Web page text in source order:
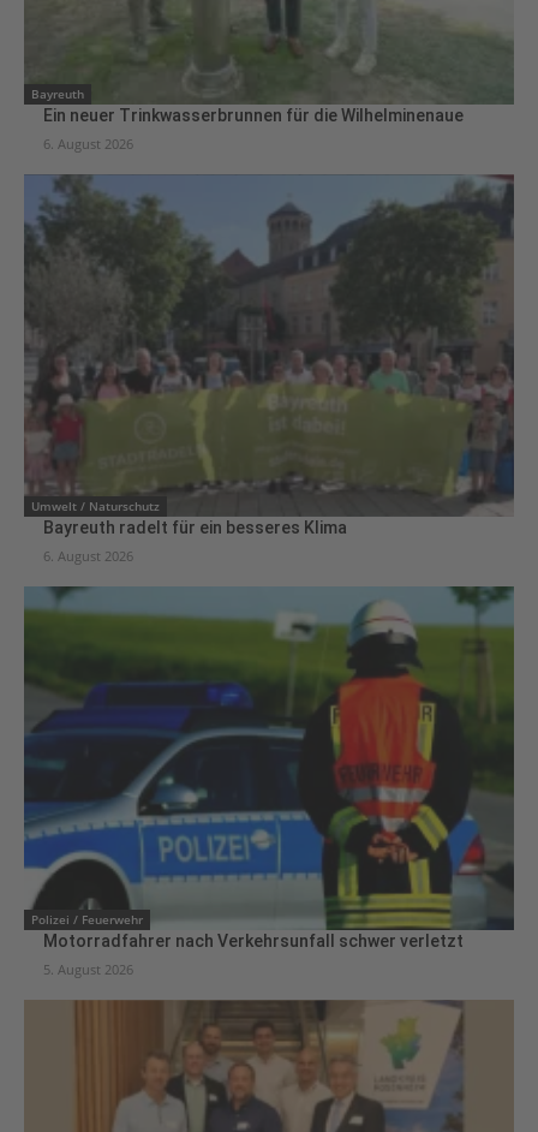
Bayreuth
Ein neuer Trinkwasserbrunnen für die Wilhelminenaue
6. August 2026
Umwelt / Naturschutz
Bayreuth radelt für ein besseres Klima
6. August 2026
Polizei / Feuerwehr
Motorradfahrer nach Verkehrsunfall schwer verletzt
5. August 2026